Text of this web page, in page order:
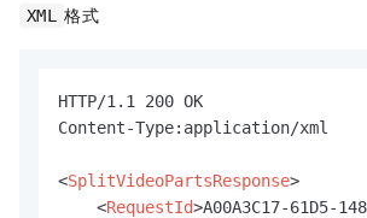
XML 格式
HTTP/1.1 200 OK
Content-Type:application/xml
<SplitVideoPartsResponse>
<RequestId>A00A3C17-61D5-